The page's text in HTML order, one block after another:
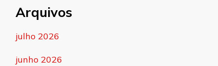
Arquivos
julho 2026
junho 2026